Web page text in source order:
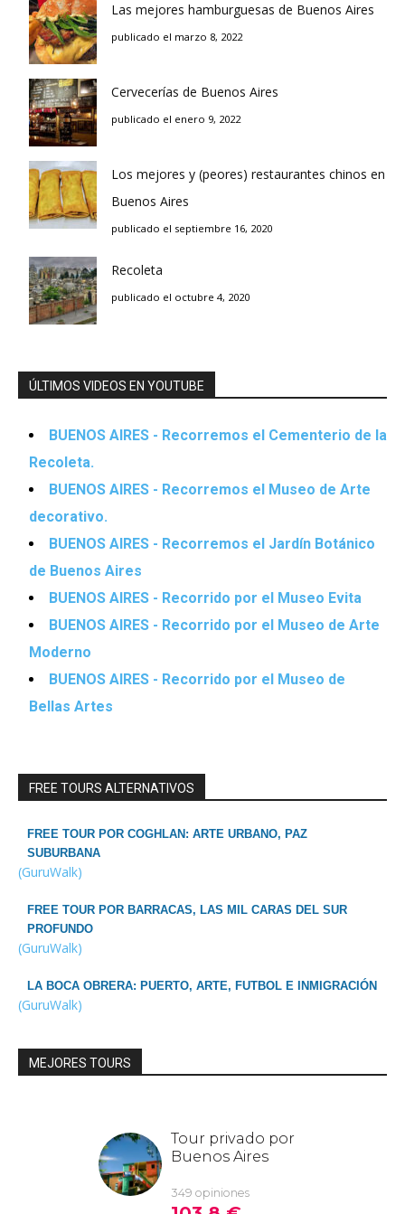
Las mejores hamburguesas de Buenos Aires
publicado el marzo 8, 2022
Cervecerías de Buenos Aires
publicado el enero 9, 2022
Los mejores y (peores) restaurantes chinos en
Buenos Aires
publicado el septiembre 16, 2020
Recoleta
publicado el octubre 4, 2020
ÚLTIMOS VIDEOS EN YOUTUBE
BUENOS AIRES - Recorremos el Cementerio de la
Recoleta.
BUENOS AIRES - Recorremos el Museo de Arte
decorativo.
BUENOS AIRES - Recorremos el Jardín Botánico
de Buenos Aires
BUENOS AIRES - Recorrido por el Museo Evita
BUENOS AIRES - Recorrido por el Museo de Arte
Moderno
BUENOS AIRES - Recorrido por el Museo de
Bellas Artes
FREE TOURS ALTERNATIVOS
FREE TOUR POR COGHLAN: ARTE URBANO, PAZ
SUBURBANA
(GuruWalk)
FREE TOUR POR BARRACAS, LAS MIL CARAS DEL SUR
PROFUNDO
(GuruWalk)
LA BOCA OBRERA: PUERTO, ARTE, FUTBOL E INMIGRACIÓN
(GuruWalk)
MEJORES TOURS